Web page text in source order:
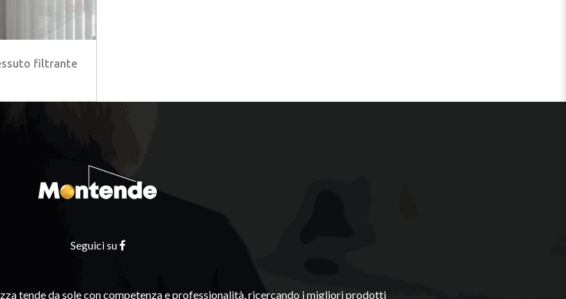
filtrante
Seguici su
tende da sole con competenza e professionalità, ricercando i migliori prodotti